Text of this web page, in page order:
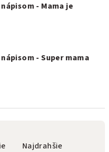
- Mama je
- Super mama
Najdrahšie